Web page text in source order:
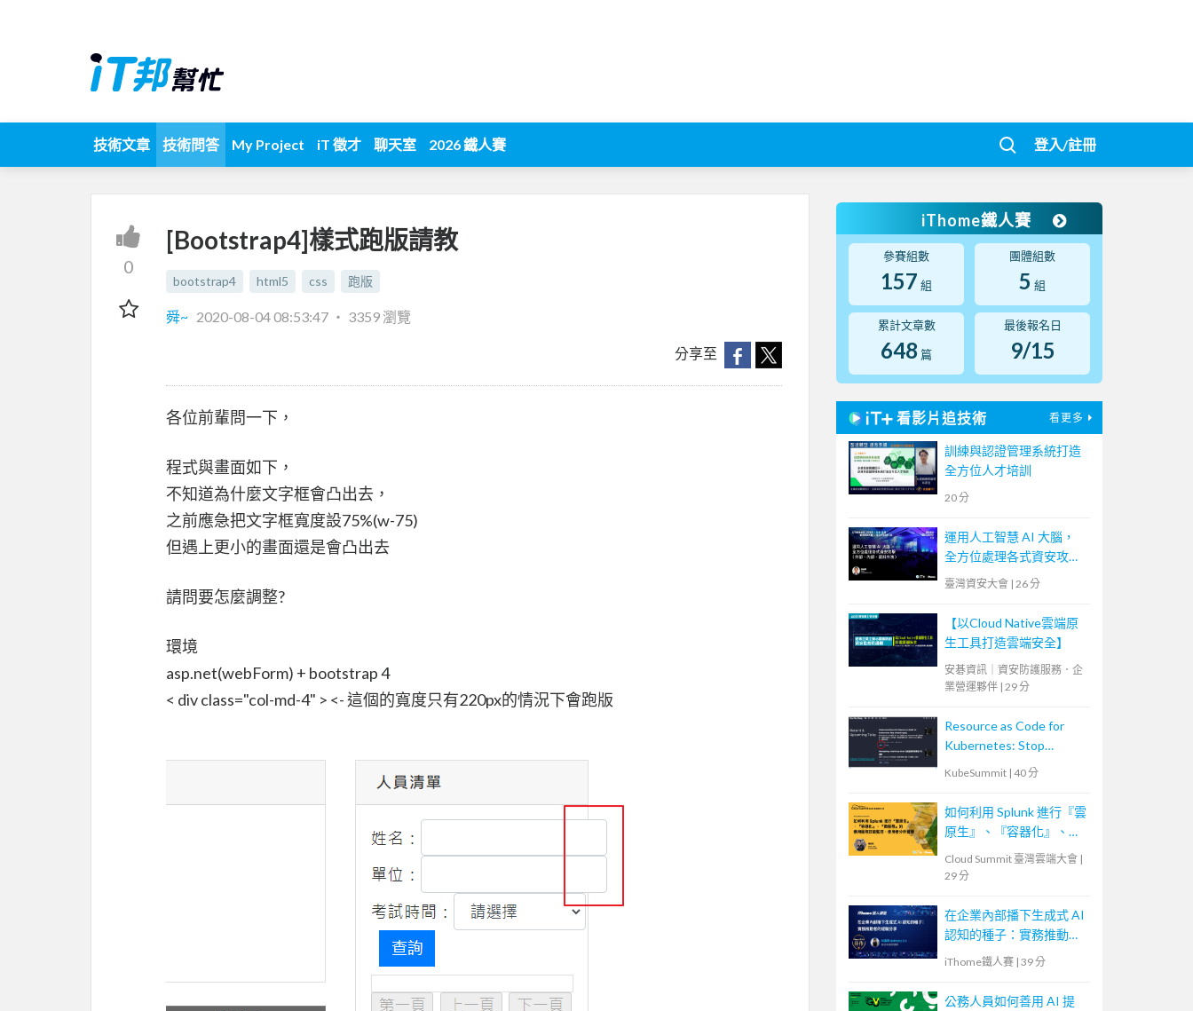
技術文章 技術問答 My Project iT 徵才 聊天室 2026 鐵人賽 登入/註冊
0
[Bootstrap4]樣式跑版請教
bootstrap4 html5 css 跑版
舜~ 2020-08-04 08:53:47 ‧ 3359 瀏覽
分享至
各位前輩問一下，
程式與畫面如下，
不知道為什麼文字框會凸出去，
之前應急把文字框寬度設75%(w-75)
但遇上更小的畫面還是會凸出去
請問要怎麼調整?
環境
asp.net(webForm) + bootstrap 4
< div class="col-md-4" > <- 這個的寬度只有220px的情況下會跑版
iThome鐵人賽
參賽組數
157 組
團體組數
5 組
累計文章數
648 篇
最後報名日
9/15
看影片追技術 看更多
訓練與認證管理系統打造
全方位人才培訓
20 分
運用人工智慧 AI 大腦，
全方位處理各式資安攻擊
(外部、內部、資料外洩)
臺灣資安大會 | 26 分
【以Cloud Native雲端原
生工具打造雲端安全】
安碁資訊｜資安防護服務．企
業營運夥伴 | 29 分
Resource as Code for
Kubernetes: Stop
KubeSummit | 40 分
如何利用 Splunk 進行『雲
原生』、『容器化』、
『微服務』的應用服務效
能監控、使用者分析管理
Cloud Summit 臺灣雲端大會 |
29 分
在企業內部播下生成式 AI
認知的種子：實務推動者
的經驗分享
iThome鐵人賽 | 39 分
公務人員如何善用 AI 提